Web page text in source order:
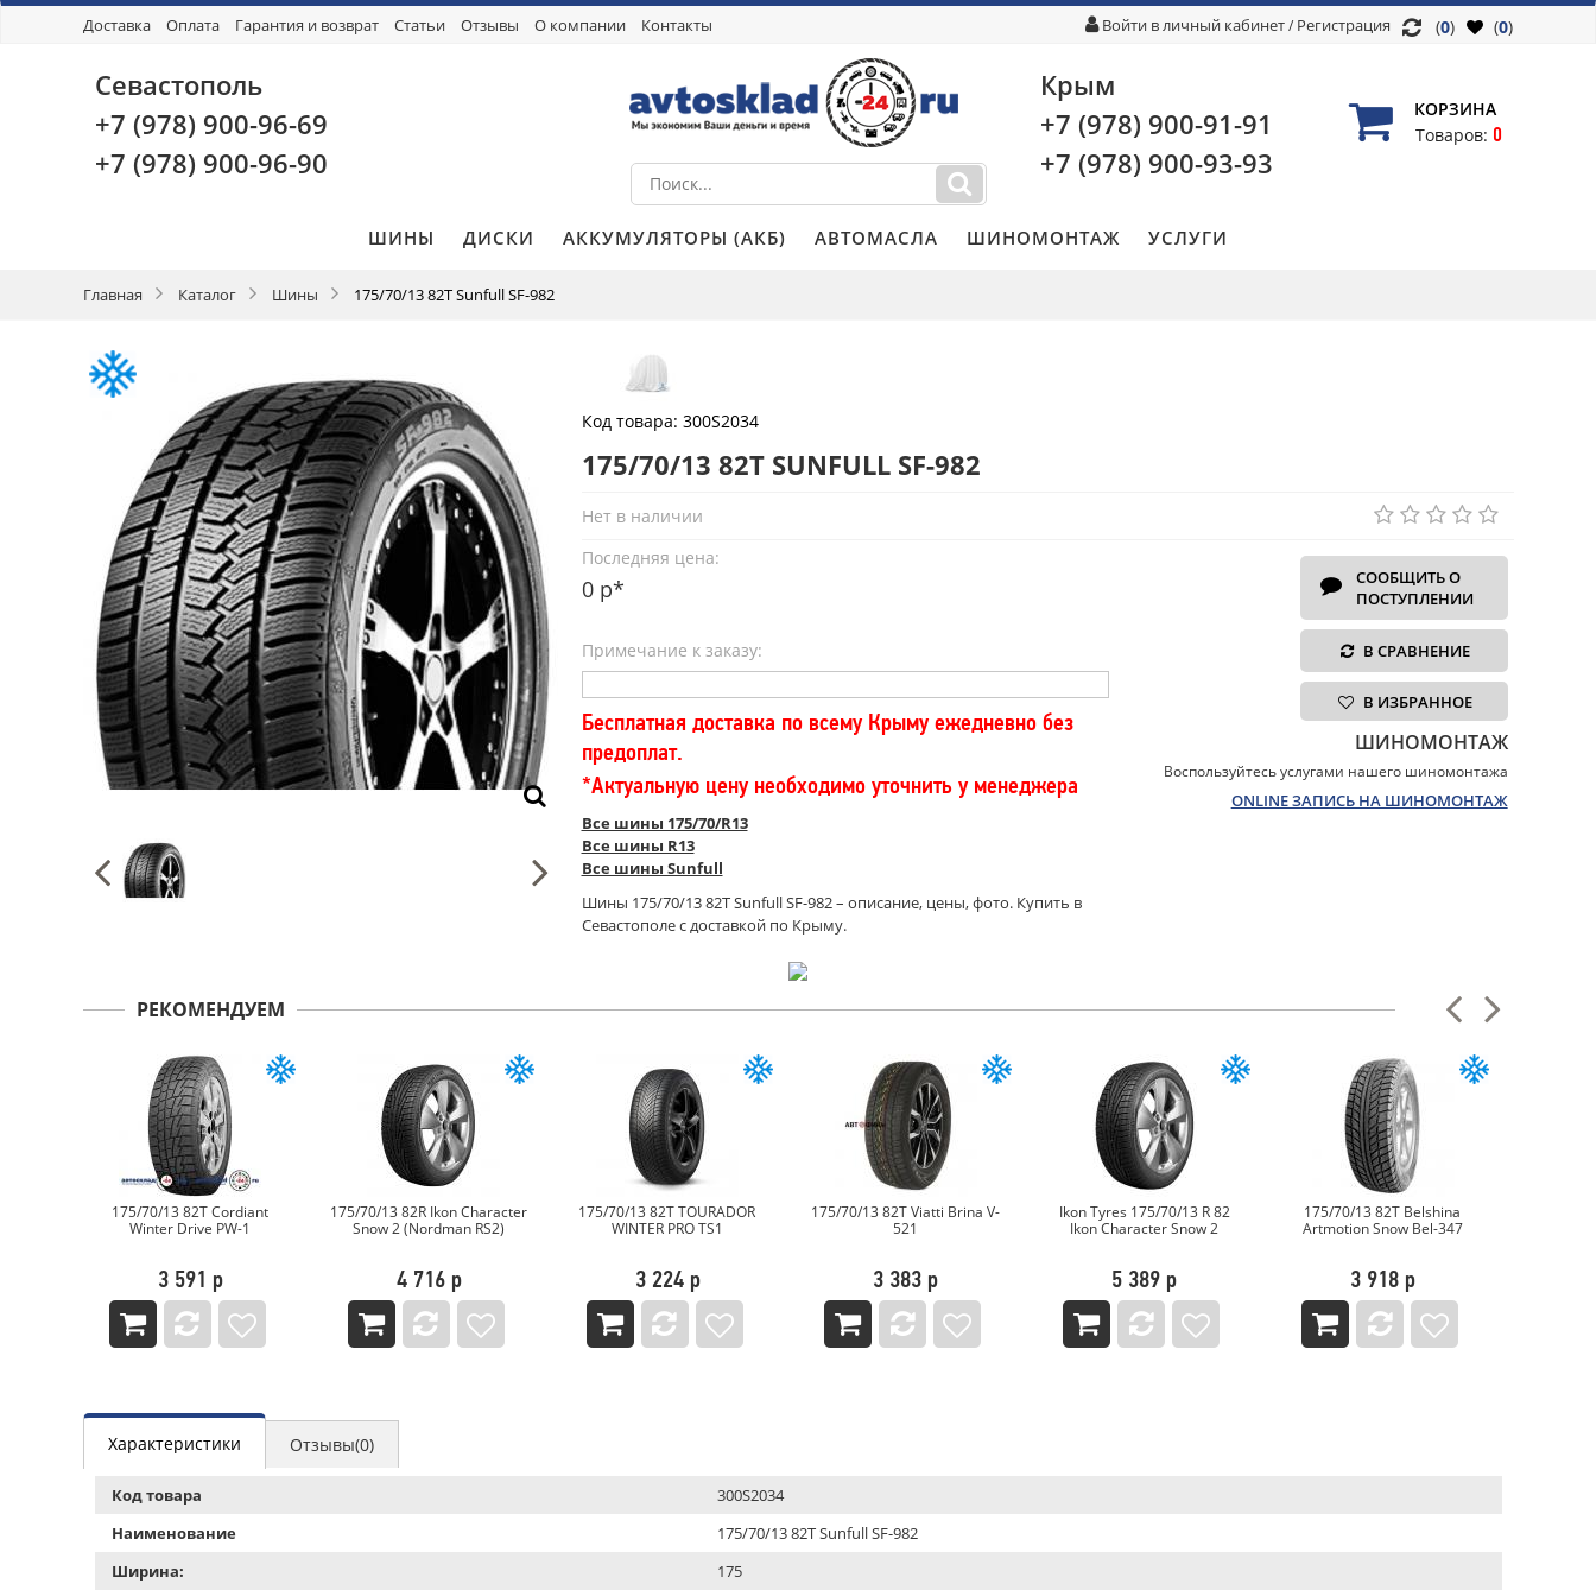
Доставка Оплата Гарантия и возврат Статьи Отзывы О компании Контакты Войти в личный кабинет/ Регистрация (0)
(0)
Севастополь
+7 (978) 900-96-69
+7 (978) 900-96-90
Крым
+7 (978) 900-91-91
+7 (978) 900-93-93
КОРЗИНА
Товаров: 0
ШИНЫ ДИСКИ АККУМУЛЯТОРЫ (АКБ) АВТОМАСЛА ШИНОМОНТАЖ УСЛУГИ
Главная Каталог Шины 175/70/13 82T Sunfull SF-982
Код товара: 300S2034
175/70/13 82T SUNFULL SF-982
Нет в наличии
Последняя цена:
0 р*
Примечание к заказу:
Бесплатная доставка по всему Крыму ежедневно без
предоплат.
*Актуальную цену необходимо уточнить у менеджера
Все шины 175/70/R13
Все шины R13
Все шины Sunfull
Шины 175/70/13 82T Sunfull SF-982 – описание, цены, фото. Купить в
Севастополе с доставкой по Крыму.
СООБЩИТЬ О
ПОСТУПЛЕНИИ
В СРАВНЕНИЕ
В ИЗБРАННОЕ
ШИНОМОНТАЖ
Воспользуйтесь услугами нашего шиномонтажа
ONLINE ЗАПИСЬ НА ШИНОМОНТАЖ
РЕКОМЕНДУЕМ
175/70/13 82T Cordiant
Winter Drive PW-1
3 591 р
175/70/13 82R Ikon Character
Snow 2 (Nordman RS2)
4 716 р
175/70/13 82T TOURADOR
WINTER PRO TS1
3 224 р
175/70/13 82T Viatti Brina V-
521
3 383 р
Ikon Tyres 175/70/13 R 82
Ikon Character Snow 2
5 389 р
175/70/13 82T Belshina
Artmotion Snow Bel-347
3 918 р
Характеристики Отзывы(0)
Код товара
300S2034
Наименование
175/70/13 82T Sunfull SF-982
Ширина:
175